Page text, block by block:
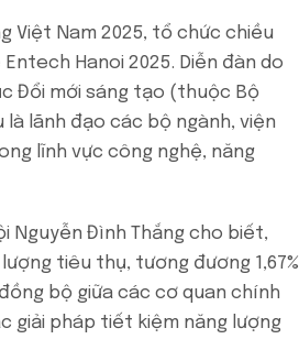
Việt Nam 2025, tổ chức chiều
Hanoi 2025. Diễn đàn do
Đổi mới sáng tạo (thuộc Bộ
lãnh đạo các bộ ngành, viện
lĩnh vực công nghệ, năng
Nguyễn Đình Thắng cho biết,
tiêu thụ, tương đương 1,67%
bộ giữa các cơ quan chính
giải pháp tiết kiệm năng lượng